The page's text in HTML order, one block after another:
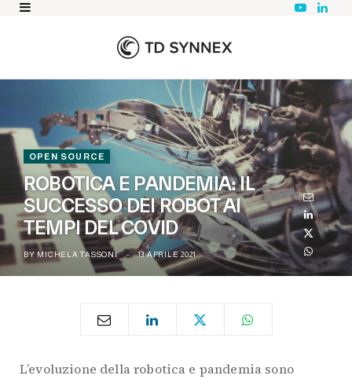
Y
e
L
n
OPEN SOURCE
ROBOTICA E PANDEMIA: IL
SUCCESSO DEI ROBOT AI
TEMPI DEL COVID
BY MICHELA TASSONI 13 APRILE 2021
L’evoluzione della robotica e pandemia sono